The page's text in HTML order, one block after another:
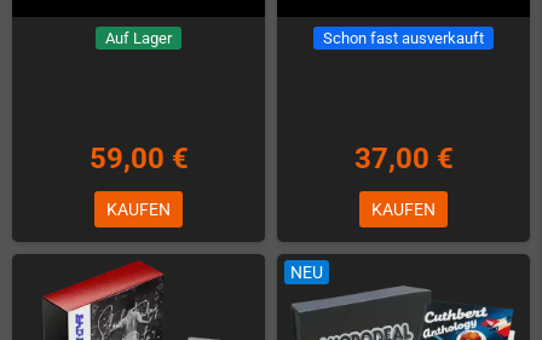
Auf Lager
59,00 €
KAUFEN
Schon fast ausverkauft
37,00 €
KAUFEN
NEU